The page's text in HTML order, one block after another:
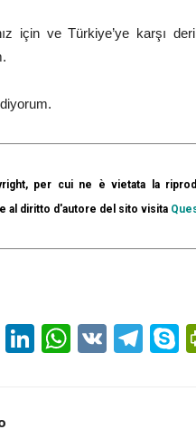
için ve Türkiye’ye karşı
per cui ne è vietata la
al diritto d'autore del sito visita
TwitterLinkedIn
VK